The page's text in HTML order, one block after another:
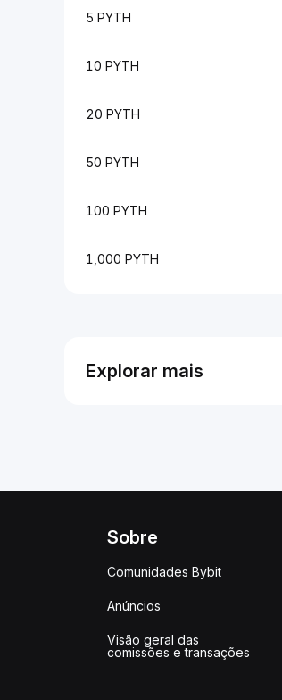
5 PYTH
10 PYTH
20 PYTH
50 PYTH
100 PYTH
1,000 PYTH
Explorar mais
Sobre
Comunidades Bybit
Anúncios
Visão geral das
comissões e transações